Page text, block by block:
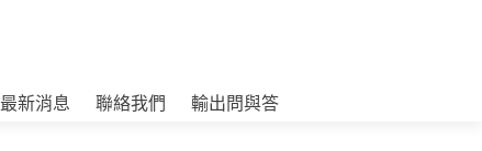
最新消息 聯絡我們 輸出問與答